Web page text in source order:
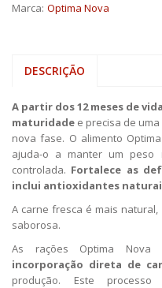
Marca: Optima Nova
DESCRIÇÃO
A partir dos 12 meses de
maturidade e precisa de
nova fase. O alimento
ajuda-o a manter um peso
controlada. Fortalece as
inclui antioxidantes
A carne fresca é mais
saborosa.
As rações Optima
incorporação direta de
produção. Este